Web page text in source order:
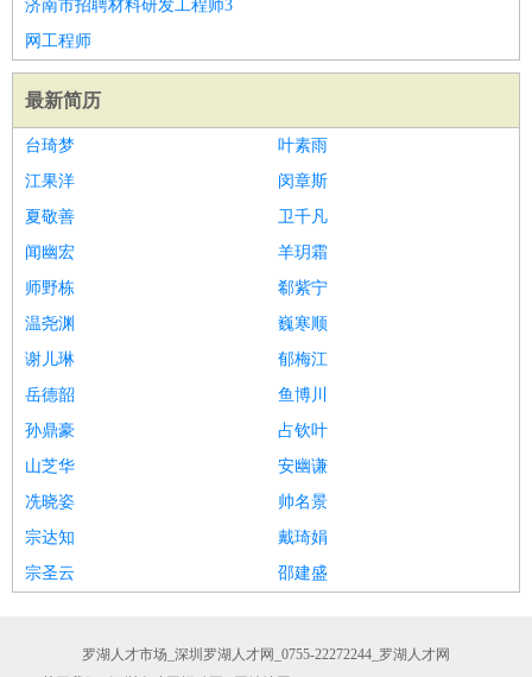
济南市招聘材料研发工程师3
网工程师
最新简历
台琦梦
叶素雨
江果洋
闵章斯
夏敬善
卫千凡
闻幽宏
羊玥霜
师野栋
郗紫宁
温尧渊
巍寒顺
谢儿琳
郁梅江
岳德韶
鱼博川
孙鼎豪
占钦叶
山芝华
安幽谦
冼晓姿
帅名景
宗达知
戴琦娟
宗圣云
邵建盛
罗湖人才市场_深圳罗湖人才网_0755-22272244_罗湖人才网